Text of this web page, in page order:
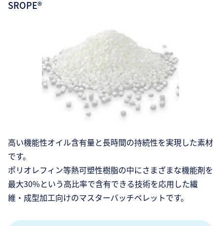
SROPE®
高い機能性オイル含有量と長時間の持続性を実現した素材
です。
ポリオレフィン等熱可塑性樹脂の中にさまざまな機能剤を
最大30%という高比率で含有できる技術を応用した繊
維・成型加工向けのマスターバッチペレットです。